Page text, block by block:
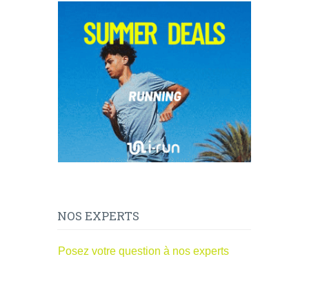
NOS EXPERTS
Posez votre question à nos experts